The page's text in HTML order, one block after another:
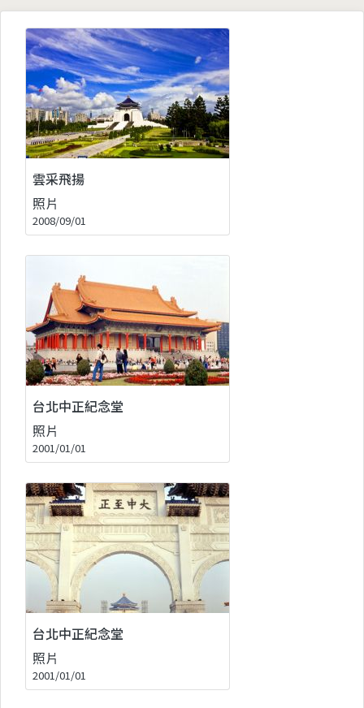
雲采飛揚
照片
2008/09/01
台北中正紀念堂
照片
2001/01/01
台北中正紀念堂
照片
2001/01/01